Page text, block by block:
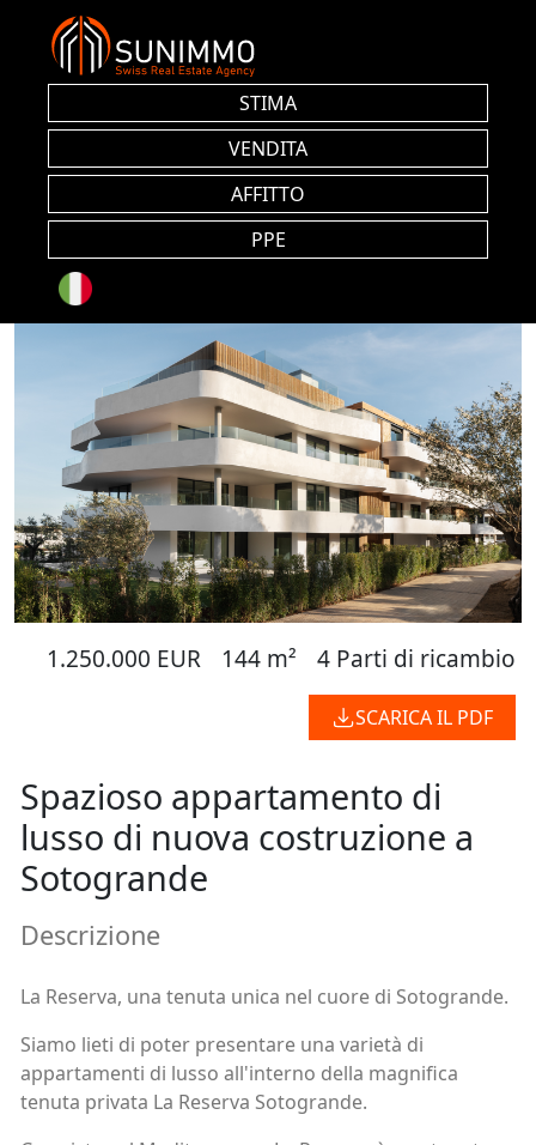
STIMA
VENDITA
AFFITTO
PPE
1.250.000 EUR 144 m² 4 Parti di ricambio
SCARICA IL PDF
Spazioso appartamento di
lusso di nuova costruzione a
Sotogrande
Descrizione
La Reserva, una tenuta unica nel cuore di Sotogrande.
Siamo lieti di poter presentare una varietà di
appartamenti di lusso all'interno della magnifica
tenuta privata La Reserva Sotogrande.